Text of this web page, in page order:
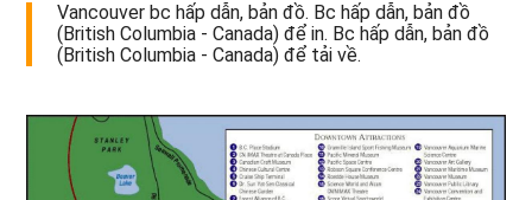
Vancouver bc hấp dẫn, bản đồ. Bc hấp dẫn, bản đồ
(British Columbia - Canada) để in. Bc hấp dẫn, bản đồ
(British Columbia - Canada) để tải về.